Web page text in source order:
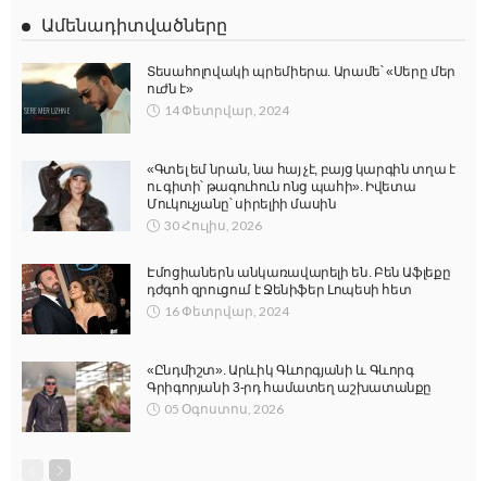
Ամենադիտվածները
Տեսահոլովակի պրեմիերա. Արամե՝ «Սերը մեր
ուժն է»
14 Փետրվար, 2024
«Գտել եմ նրան, նա հայ չէ, բայց կարգին տղա է
ու գիտի՝ թագուհուն ոնց պահի». Իվետա
Մուկուչյանը՝ սիրելիի մասին
30 Հուլիս, 2026
Էմոցիաներն անկառավարելի են. Բեն Աֆլեքը
դժգոհ զրուցում է Ջենիֆեր Լոպեսի հետ
16 Փետրվար, 2024
«Ընդմիշտ». Արևիկ Գևորգյանի և Գևորգ
Գրիգորյանի 3-րդ համատեղ աշխատանքը
05 Օգոստոս, 2026